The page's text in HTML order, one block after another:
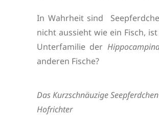
In Wahrheit sind
nicht aussieht wie ein Fisch,
Unterfamilie der
anderen Fische?
Das Kurzschnäuzige
Hofrichter